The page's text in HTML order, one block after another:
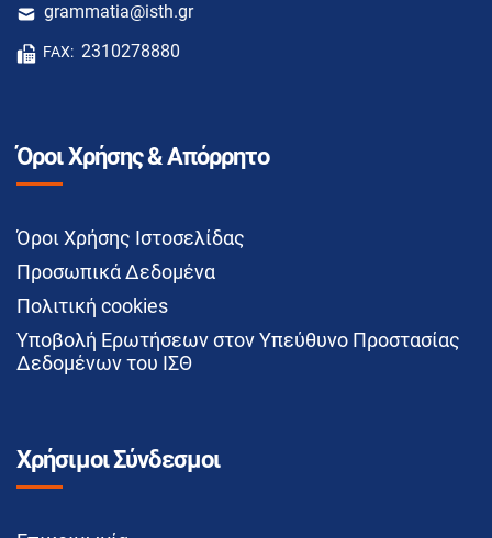
grammatia@isth.gr
FAX: 2310278880
Όροι Χρήσης & Απόρρητο
Όροι Χρήσης Ιστοσελίδας
Προσωπικά Δεδομένα
Πολιτική cookies
Υποβολή Ερωτήσεων στον Υπεύθυνο Προστασίας
Δεδομένων του ΙΣΘ
Χρήσιμοι Σύνδεσμοι